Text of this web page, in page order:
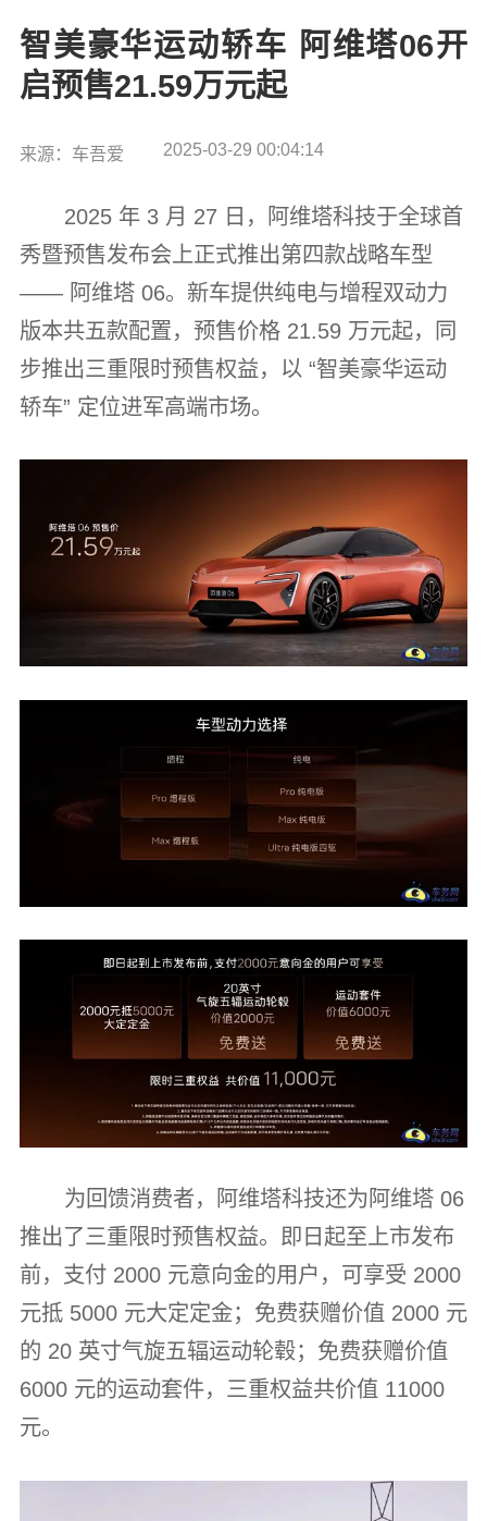
智美豪华运动轿车 阿维塔06开
启预售21.59万元起
来源：车吾爱 2025-03-29 00:04:14
2025 年 3 月 27 日，阿维塔科技于全球首
秀暨预售发布会上正式推出第四款战略车型
—— 阿维塔 06。新车提供纯电与增程双动力
版本共五款配置，预售价格 21.59 万元起，同
步推出三重限时预售权益，以 “智美豪华运动
轿车” 定位进军高端市场。
为回馈消费者，阿维塔科技还为阿维塔 06
推出了三重限时预售权益。即日起至上市发布
前，支付 2000 元意向金的用户，可享受 2000
元抵 5000 元大定定金；免费获赠价值 2000 元
的 20 英寸气旋五辐运动轮毂；免费获赠价值
6000 元的运动套件，三重权益共价值 11000
元。